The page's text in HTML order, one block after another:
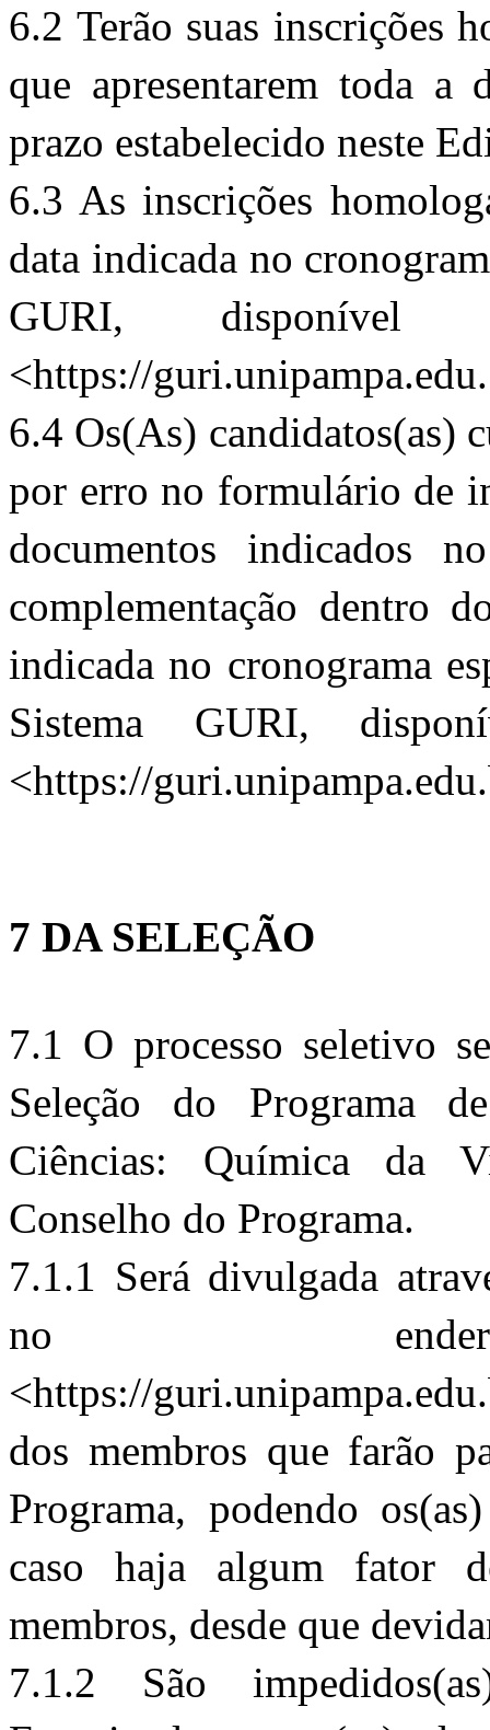
6.2 Terão suas inscrições
que apresentarem toda a
prazo estabelecido neste
6.3 As inscrições
data indicada no
GURI,
<https://guri.unipampa.edu
6.4 Os(As) candidatos(as)
por erro no formulário de
documentos indicados
complementação dentro
indicada no cronograma
Sistema GURI,
<https://
7 DA SELEÇÃO
7.1 O processo seletivo
Seleção do Programa
Ciências: Química da
Conselho do Programa.
7.1.1 Será divulgada
no
<https://
dos membros que farão
Programa, podendo
caso haja algum fator
membros, desde que
7.1.2 São